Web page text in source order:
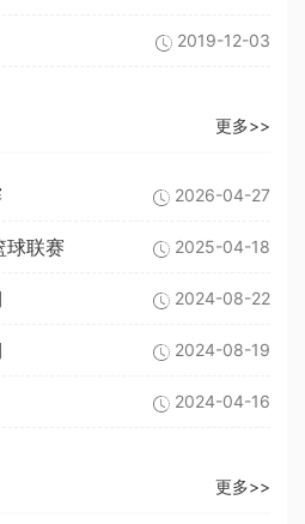
2019-12-03
更多>>
2026-04-27
球联赛 2025-04-18
2024-08-22
2024-08-19
2024-04-16
更多>>